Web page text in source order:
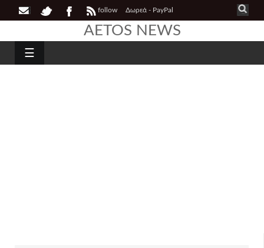
follow Δωρεά - PayPal
AETOS NEWS
☰